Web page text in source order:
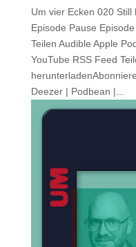
Um vier Ecken 020
Episode Pause
Teilen Audible Apple
YouTube RSS Feed
Deezer | Podbean |...